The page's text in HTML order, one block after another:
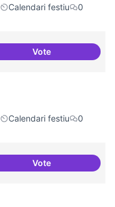
Calendari festiu
0
VoteDinàmiques
Calendari festiu
0
VoteMés Festa Major!